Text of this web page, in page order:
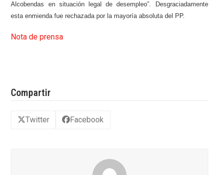
Alcobendas en situación legal de desempleo”. Desgraciadamente
esta enmienda fue rechazada por la mayoría absoluta del PP.
Nota de prensa
Compartir
Twitter Facebook